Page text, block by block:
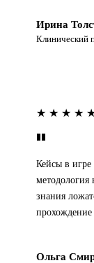
Ирина
Клинический
★ ★ ★ ★
Кейсы в
знания
Ольга